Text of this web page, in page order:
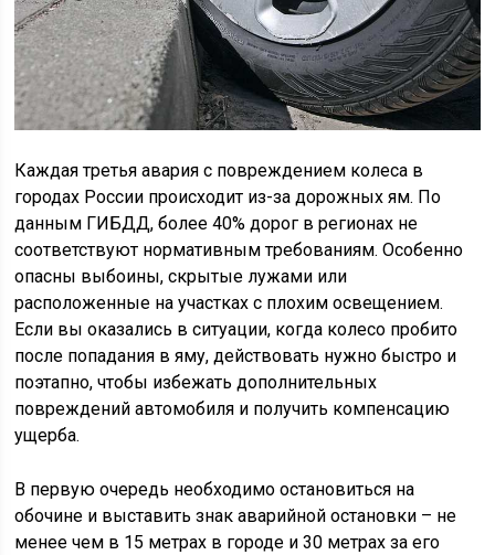
Каждая третья авария с повреждением колеса в
городах России происходит из-за дорожных ям. По
данным ГИБДД, более 40% дорог в регионах не
соответствуют нормативным требованиям. Особенно
опасны выбоины, скрытые лужами или
расположенные на участках с плохим освещением.
Если вы оказались в ситуации, когда колесо пробито
после попадания в яму, действовать нужно быстро и
поэтапно, чтобы избежать дополнительных
повреждений автомобиля и получить компенсацию
ущерба.
В первую очередь необходимо остановиться на
обочине и выставить знак аварийной остановки – не
менее чем в 15 метрах в городе и 30 метрах за его